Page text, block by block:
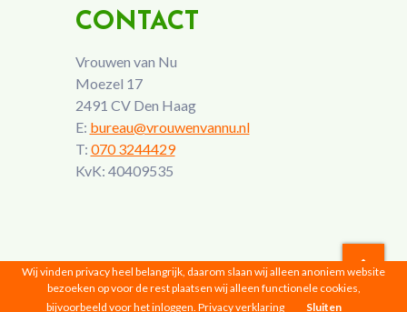
CONTACT
Vrouwen van Nu
Moezel 17
2491 CV Den Haag
E: bureau@vrouwenvannu.nl
T: 070 3244429
KvK: 40409535
Vrouwen van Nu © 2026 |Privacyverklaring
Wij vinden privacy heel belangrijk, daarom slaan wij alleen anoniem website
bezoeken op voor de rest plaatsen wij alleen functionele cookies,
bijvoorbeeld voor het inloggen. Privacy verklaring Sluiten